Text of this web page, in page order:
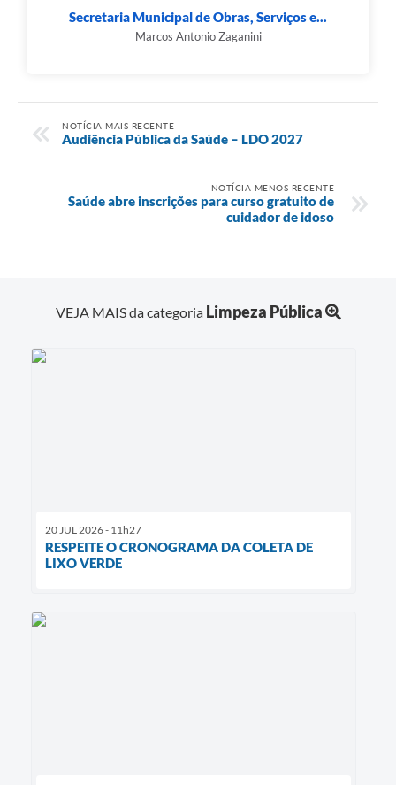
Secretaria Municipal de Obras, Serviços e...
Marcos Antonio Zaganini
NOTÍCIA MAIS RECENTE
Audiência Pública da Saúde – LDO 2027
NOTÍCIA MENOS RECENTE
Saúde abre inscrições para curso gratuito de
cuidador de idoso
VEJA MAIS da categoria Limpeza Pública
20 JUL 2026 - 11h27
RESPEITE O CRONOGRAMA DA COLETA DE
LIXO VERDE